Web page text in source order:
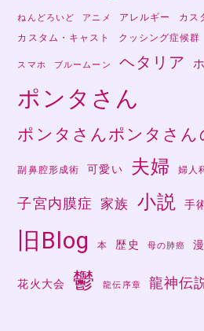
ねんどろいど アニメ アレルギー
カス
カスタム・キャスト
クッシング症候群
スマホ ブルームーン ヘタリア
ポンタさん
ポンタさんポンタさん
副鼻腔形成術 可愛い 夫婦 婦人
子宮内膜症 家族 小説 手
旧Blog 本 歴史 母の肺癌
花火大会 鬱 龍伝序章 龍神伝